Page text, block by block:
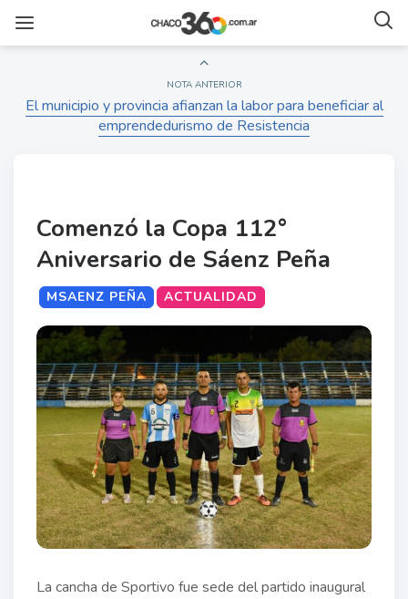
NOTA ANTERIOR
El municipio y provincia afianzan la labor para beneficiar al
emprendedurismo de Resistencia
Comenzó la Copa 112°
Aniversario de Sáenz Peña
MSAENZ PEÑA ACTUALIDAD
La cancha de Sportivo fue sede del partido inaugural